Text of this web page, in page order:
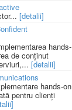
[detalii]
hands-
de conținut
[detalii]
hands-on
pentru clienți